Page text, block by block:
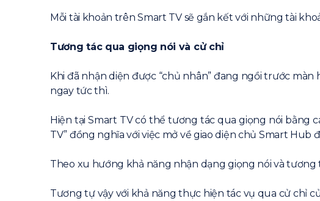
Mỗi tài khoản trên Smart TV sẽ gắn kết với những tài
Tương tác qua giọng nói và cử chỉ
Khi đã nhận diện được “chủ nhân” đang ngồi trước
ngay tức thì.
Hiện tại Smart TV có thể tương tác qua giọng nói bằng
TV” đồng nghĩa với việc mở về giao diện chủ Smart
Theo xu hướng khả năng nhận dạng giọng nói và tương
Tương tự vậy với khả năng thực hiện tác vụ qua cử chỉ